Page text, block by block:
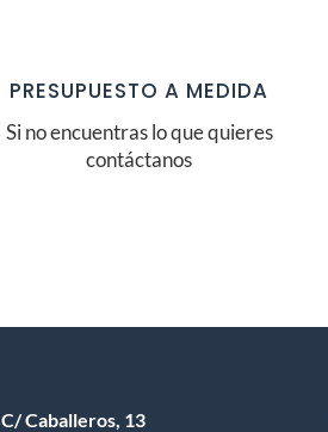
PRESUPUESTO A MEDIDA
Si no encuentras lo que quieres
contáctanos
C/ Caballeros, 13